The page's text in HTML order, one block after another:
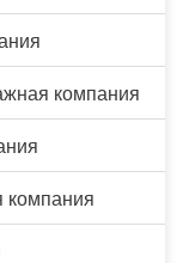
компания